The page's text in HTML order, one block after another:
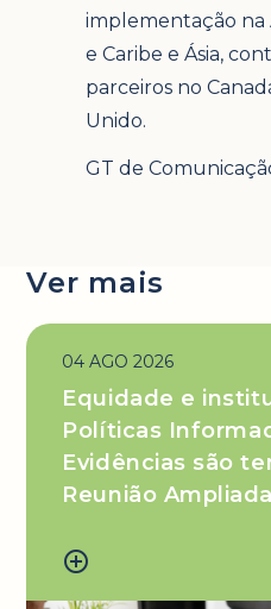
implementação na
e Caribe e Ásia,
parceiros no
Unido.
GT de
Ver mais
04 AGO 2026
Equidade e
Políticas
Evidências são
Reunião
add_circle_outline